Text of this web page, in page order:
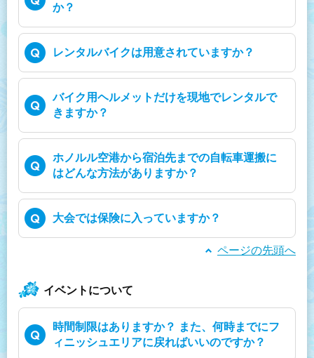
か？
レンタルバイクは用意されていますか？
バイク用ヘルメットだけを現地でレンタルで
きますか？
ホノルル空港から宿泊先までの自転車運搬に
はどんな方法がありますか？
大会では保険に入っていますか？
ページの先頭へ
イベントについて
時間制限はありますか？ また、何時までにフ
ィニッシュエリアに戻ればいいのですか？